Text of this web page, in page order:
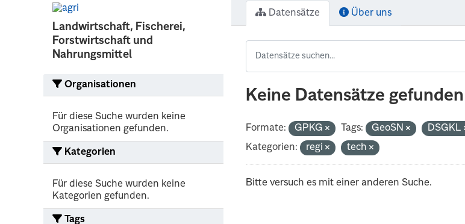
Landwirtschaft, Fischerei,
Forstwirtschaft und
Nahrungsmittel
Organisationen
Für diese Suche wurden keine
Organisationen gefunden.
Kategorien
Für diese Suche wurden keine
Kategorien gefunden.
Tags
Datensätze Über uns
Keine Datensätze gefunden
Formate: GPKG Tags: GeoSN DSGKL
Kategorien:
regi tech
Bitte versuch es mit einer anderen Suche.